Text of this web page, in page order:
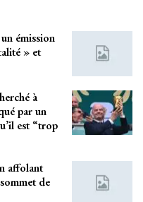
émission
» et
à
par un
est “trop
affolant
de